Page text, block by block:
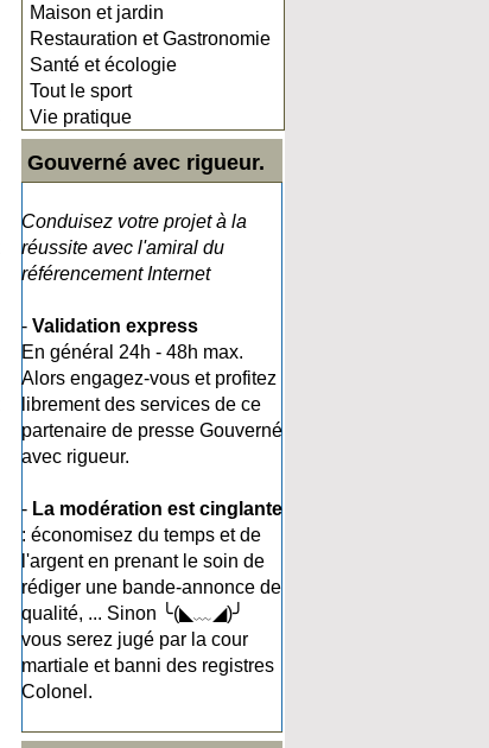
Maison et jardin
Restauration et Gastronomie
Santé et écologie
Tout le sport
Vie pratique
Gouverné avec rigueur.
Conduisez votre projet à la
réussite avec l'amiral du
référencement Internet
- Validation express
En général 24h - 48h max.
Alors engagez-vous et profitez
librement des services de ce
partenaire de presse Gouverné
avec rigueur.
- La modération est cinglante
: économisez du temps et de
l'argent en prenant le soin de
rédiger une bande-annonce de
qualité, ... Sinon ╰(◣﹏◢)╯
vous serez jugé par la cour
martiale et banni des registres
Colonel.